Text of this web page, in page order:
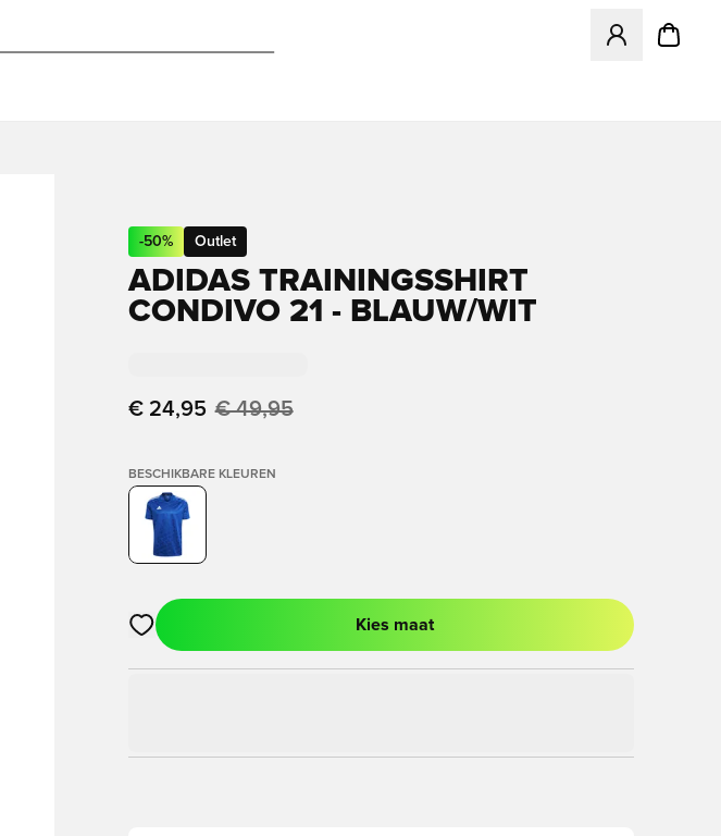
Opent een
-50% Outlet
ADIDAS TRAININGSSHIRT
CONDIVO 21 - BLAUW/WIT
€ 24,95 € 49,95
BESCHIKBARE KLEUREN
Opent een venster om in te loggen of je aan te melden als lid
Kies maat